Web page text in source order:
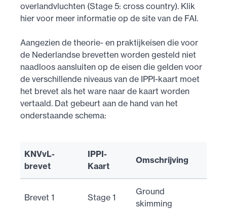
overlandvluchten (Stage 5: cross country). Klik
hier voor meer informatie op de site van de FAI.
Aangezien de theorie- en praktijkeisen die voor
de Nederlandse brevetten worden gesteld niet
naadloos aansluiten op de eisen die gelden voor
de verschillende niveaus van de IPPI-kaart moet
het brevet als het ware naar de kaart worden
vertaald. Dat gebeurt aan de hand van het
onderstaande schema:
KNVvL-
brevet
IPPI-
Kaart
Omschrijving
Brevet 1 Stage 1
Ground
skimming